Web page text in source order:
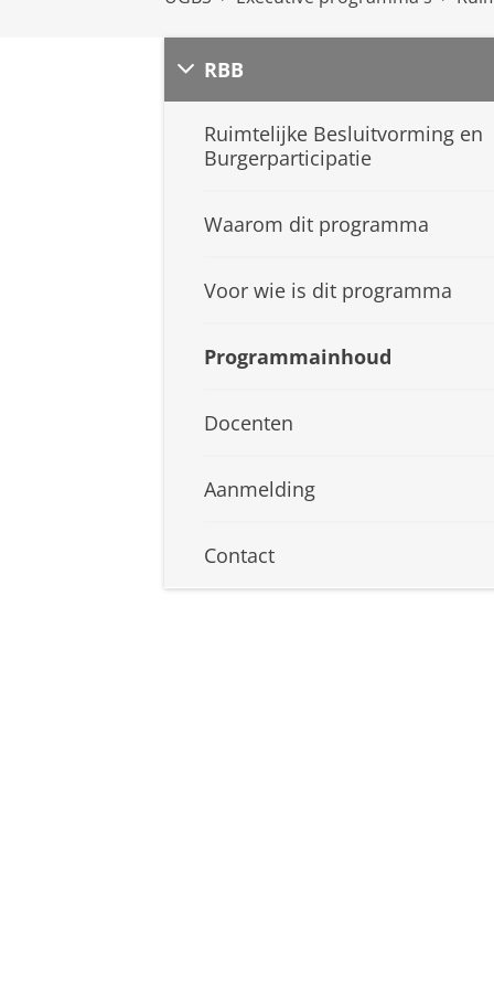
RBB
Ruimtelijke Besluitvorming en
Burgerparticipatie
Waarom dit programma
Voor wie is dit programma
Programmainhoud
Docenten
Aanmelding
Contact